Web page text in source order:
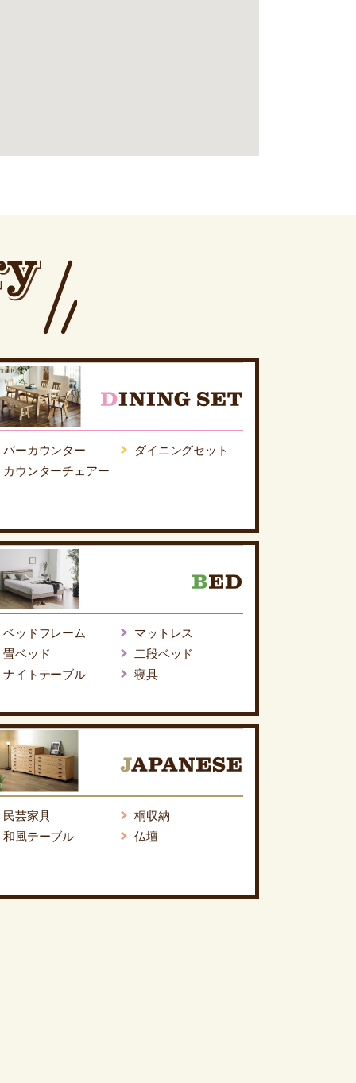
バーカウンター
ダイニングセット
カウンターチェアー
ベッドフレーム
マットレス
畳ベッド
二段ベッド
ナイトテーブル
寝具
民芸家具
桐収納
和風テーブル
仏壇